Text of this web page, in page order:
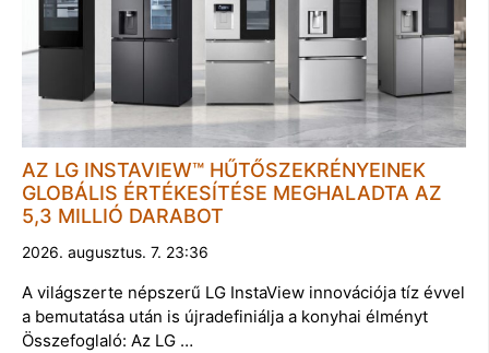
AZ LG INSTAVIEW™ HŰTŐSZEKRÉNYEINEK
GLOBÁLIS ÉRTÉKESÍTÉSE MEGHALADTA AZ
5,3 MILLIÓ DARABOT
2026. augusztus. 7. 23:36
A világszerte népszerű LG InstaView innovációja tíz évvel
a bemutatása után is újradefiniálja a konyhai élményt
Összefoglaló: Az LG …